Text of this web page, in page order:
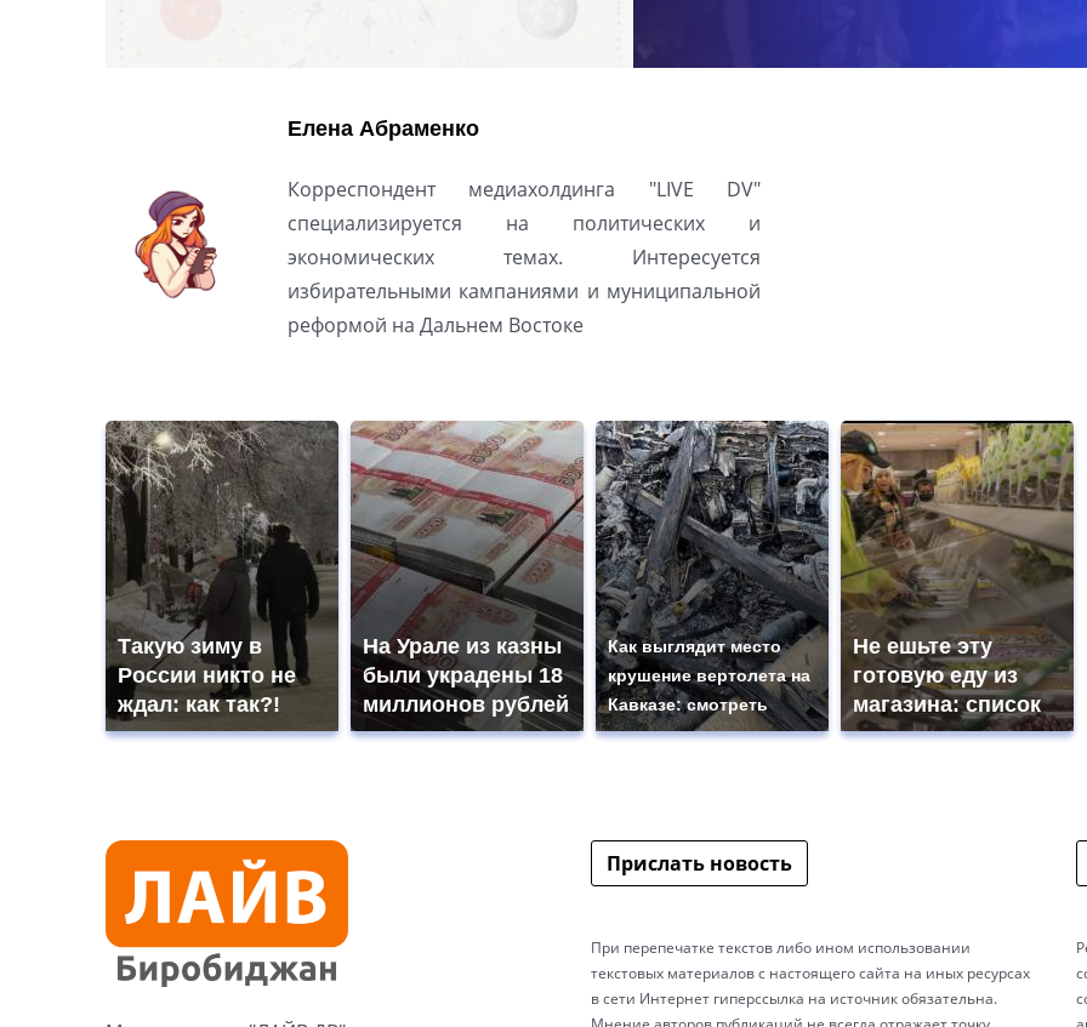
Елена Абраменко
Корреспондент медиахолдинга "LIVE DV"
специализируется на политических и
экономических темах. Интересуется
избирательными кампаниями и муниципальной
реформой на Дальнем Востоке
Такую зиму в
России никто не
ждал: как так?!
На Урале из казны
были украдены 18
миллионов рублей
Как выглядит место
крушение вертолета на
Кавказе: смотреть
Не ешьте эту
готовую еду из
магазина: список
Прислать новость
При перепечатке текстов либо ином использовании
текстовых материалов с настоящего сайта на иных ресурсах
в сети Интернет гиперссылка на источник обязательна.